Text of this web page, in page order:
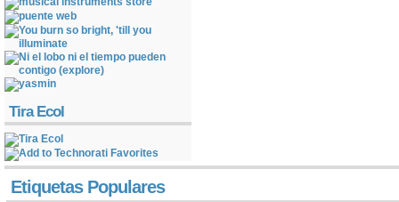
Tira Ecol
Etiquetas Populares